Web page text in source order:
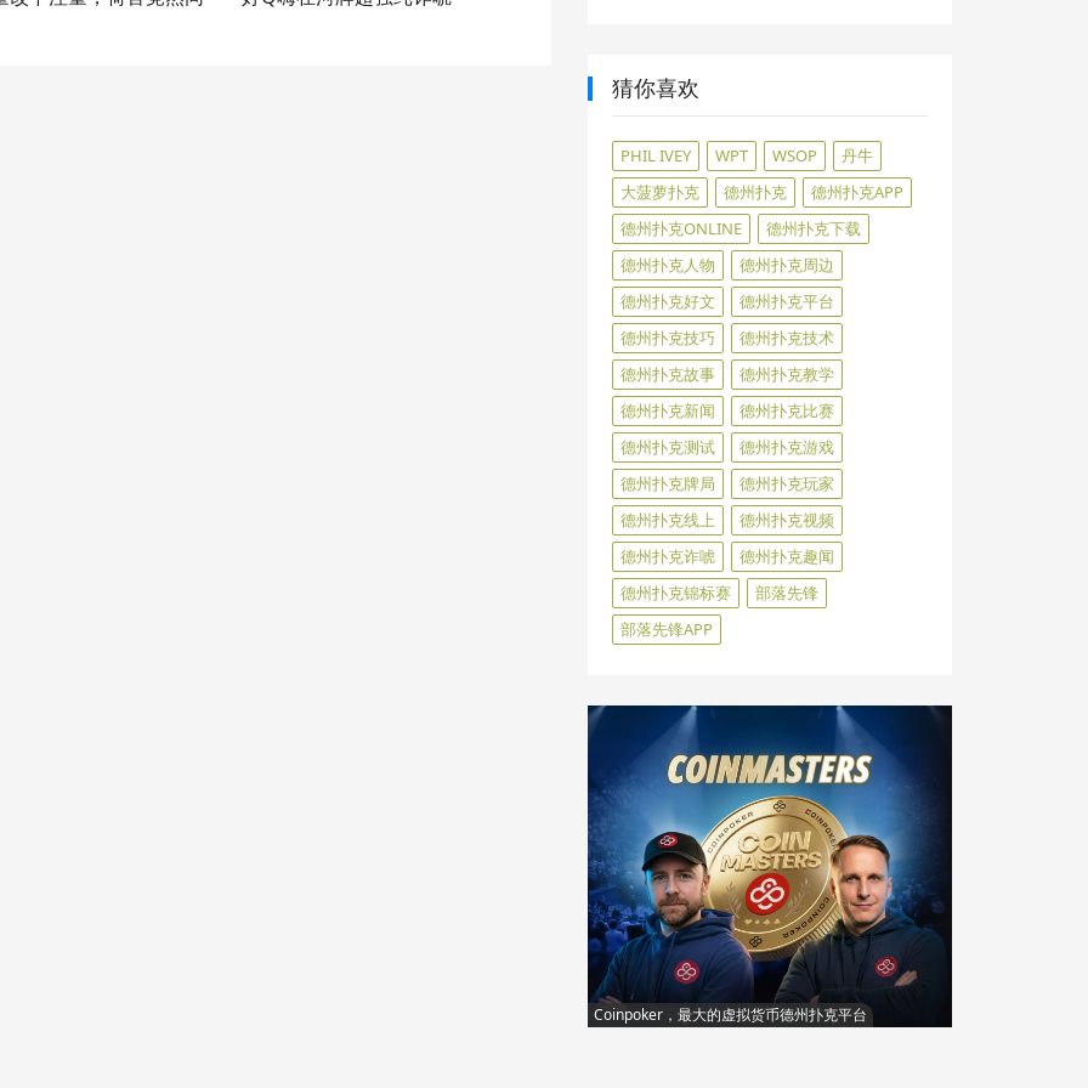
猜你喜欢
PHIL IVEY WPT WSOP
丹牛
大菠萝扑克
德州扑克
德州扑克APP
德州扑克ONLINE
德州扑克下载
德州扑克人物
德州扑克周边
德州扑克好文
德州扑克平台
德州扑克技巧
德州扑克技术
德州扑克故事
德州扑克教学
德州扑克新闻
德州扑克比赛
德州扑克测试
德州扑克游戏
德州扑克牌局
德州扑克玩家
德州扑克线上
德州扑克视频
德州扑克诈唬
德州扑克趣闻
德州扑克锦标赛
部落先锋
部落先锋APP
Coinpoker，最大的虚拟货币德州扑克平台